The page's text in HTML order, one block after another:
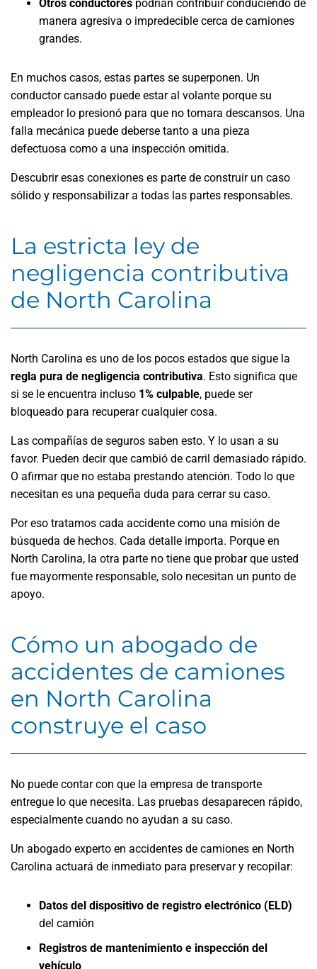
Otros conductores podrían contribuir conduciendo de
manera agresiva o impredecible cerca de camiones
grandes.
En muchos casos, estas partes se superponen. Un
conductor cansado puede estar al volante porque su
empleador lo presionó para que no tomara descansos. Una
falla mecánica puede deberse tanto a una pieza
defectuosa como a una inspección omitida.
Descubrir esas conexiones es parte de construir un caso
sólido y responsabilizar a todas las partes responsables.
La estricta ley de
negligencia contributiva
de North Carolina
North Carolina es uno de los pocos estados que sigue la
regla pura de negligencia contributiva. Esto significa que
si se le encuentra incluso 1% culpable, puede ser
bloqueado para recuperar cualquier cosa.
Las compañías de seguros saben esto. Y lo usan a su
favor. Pueden decir que cambió de carril demasiado rápido.
O afirmar que no estaba prestando atención. Todo lo que
necesitan es una pequeña duda para cerrar su caso.
Por eso tratamos cada accidente como una misión de
búsqueda de hechos. Cada detalle importa. Porque en
North Carolina, la otra parte no tiene que probar que usted
fue mayormente responsable, solo necesitan un punto de
apoyo.
Cómo un abogado de
accidentes de camiones
en North Carolina
construye el caso
No puede contar con que la empresa de transporte
entregue lo que necesita. Las pruebas desaparecen rápido,
especialmente cuando no ayudan a su caso.
Un abogado experto en accidentes de camiones en North
Carolina actuará de inmediato para preservar y recopilar:
Datos del dispositivo de registro electrónico (ELD)
del camión
Registros de mantenimiento e inspección del
vehículo